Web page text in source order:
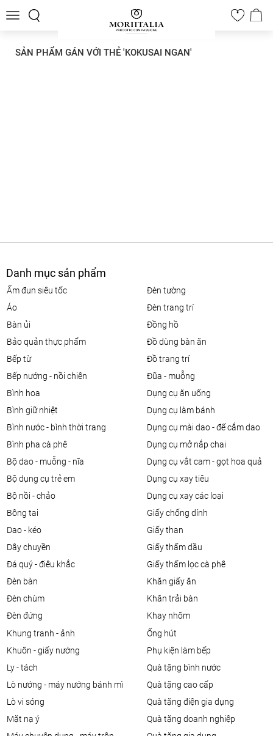
Toggle
0
SẢN PHẨM GÁN VỚI THẺ 'KOKUSAI NGAN'
Danh mục sản phẩm
ấm đun siêu tốc
áo
bàn ủi
bảo quản thực phẩm
bếp từ
bếp nướng - nồi chiên
bình hoa
bình giữ nhiệt
bình nước - bình thời trang
bình pha cà phê
bộ dao - muỗng - nĩa
bộ dụng cụ trẻ em
bộ nồi - chảo
bông tai
dao - kéo
dây chuyền
đá quý - điêu khắc
đèn bàn
đèn chùm
đèn đứng
đèn tường
đèn trang trí
đồng hồ
đồ dùng bàn ăn
đồ trang trí
đũa - muỗng
dụng cụ ăn uống
dụng cụ làm bánh
dụng cụ mài dao - đế cắm dao
dụng cụ mở nắp chai
dụng cụ vắt cam - gọt hoa quả
dụng cụ xay tiêu
dụng cụ xay các loại
giấy chống dính
giấy than
giấy thấm dầu
giấy thấm lọc cà phê
khăn giấy ăn
khăn trải bàn
khay nhôm
khung tranh - ảnh
khuôn - giấy nướng
ly - tách
lò nướng - máy nướng bánh mì
lò vi sóng
mặt nạ ý
ống hút
phụ kiện làm bếp
quà tặng bình nước
quà tặng cao cấp
quà tặng điện gia dụng
quà tặng doanh nghiệp